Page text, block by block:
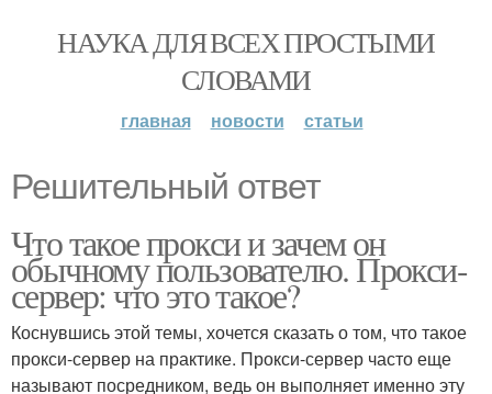
НАУКА ДЛЯ ВСЕХ ПРОСТЫМИ
СЛОВАМИ
главная новости статьи
Решительный ответ
Что такое прокси и зачем он
обычному пользователю. Прокси-
сервер: что это такое?
Коснувшись этой темы, хочется сказать о том, что такое
прокси-сервер на практике. Прокси-сервер часто еще
называют посредником, ведь он выполняет именно эту